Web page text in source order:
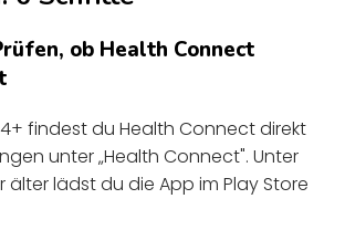
ob Health Connect
findest du Health Connect direkt
unter „Health Connect". Unter
älter lädst du die App im Play Store